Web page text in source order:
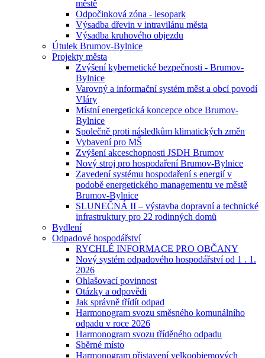
městě
Odpočinková zóna - lesopark
Výsadba dřevin v intravilánu města
Výsadba kruhového objezdu
Útulek Brumov-Bylnice
Projekty města
Zvýšení kybernetické bezpečnosti - Brumov-
Bylnice
Varovný a informační systém měst a obcí povodí
Vláry
Místní energetická koncepce obce Brumov-
Bylnice
Společně proti následkům klimatických změn
Vybavení pro MŠ
Zvýšení akceschopnosti JSDH Brumov
Nový stroj pro hospodaření Brumov-Bylnice
Zavedení systému hospodaření s energií v
podobě energetického managementu ve městě
Brumov-Bylnice
SLUNEČNÁ II – výstavba dopravní a technické
infrastruktury pro 22 rodinných domů
Bydlení
Odpadové hospodářství
RYCHLÉ INFORMACE PRO OBČANY
Nový systém odpadového hospodářství od 1 . 1.
2026
Ohlašovací povinnost
Otázky a odpovědi
Jak správně třídít odpad
Harmonogram svozu směsného komunálního
odpadu v roce 2026
Harmonogram svozu tříděného odpadu
Sběrné místo
Harmonogram přistavení velkoobjemových